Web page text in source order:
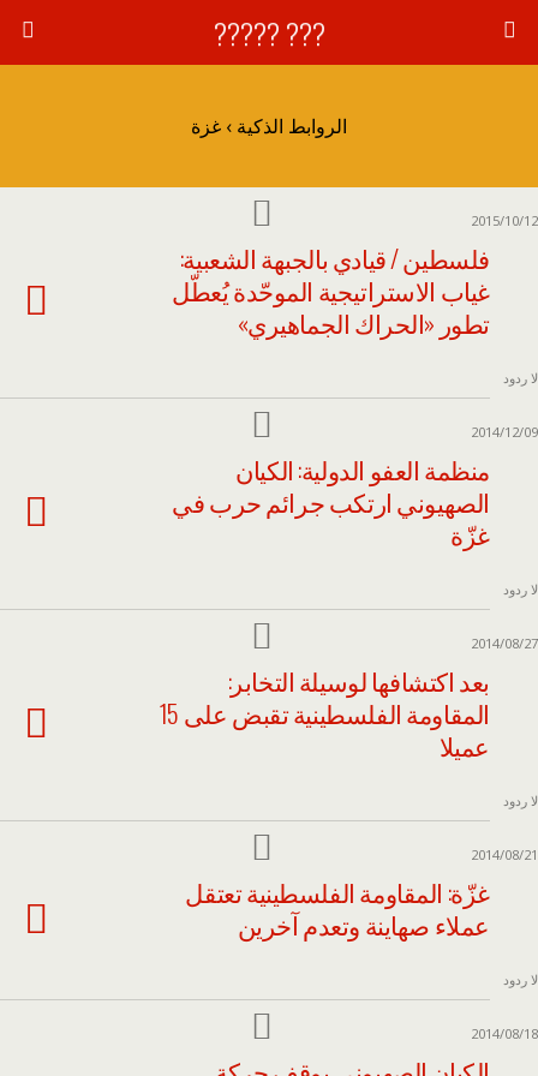
??? ?????
الروابط الذكية › غزة
2015/10/12
فلسطين / قيادي بالجبهة الشعبية:
غياب الاستراتيجية الموحّدة يُعطّل
تطور «الحراك الجماهيري»
لا ردود
2014/12/09
منظمة العفو الدولية: الكيان
الصهيوني ارتكب جرائم حرب في
غزّة
لا ردود
2014/08/27
بعد اكتشافها لوسيلة التخابر:
المقاومة الفلسطينية تقبض على 15
عميلا
لا ردود
2014/08/21
غزّة: المقاومة الفلسطينية تعتقل
عملاء صهاينة وتعدم آخرين
لا ردود
2014/08/18